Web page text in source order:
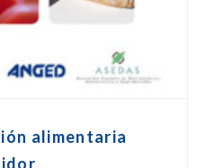
alimentaria